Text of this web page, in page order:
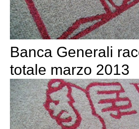
Banca Generali
totale marzo 2013